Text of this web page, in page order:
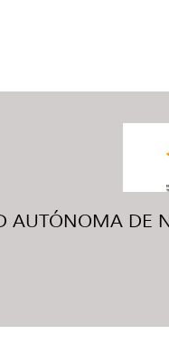
AUTÓNOMA DE